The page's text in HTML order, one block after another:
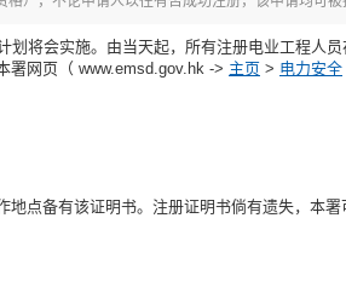
划将会实施。由当天起，所有注册电业工程人
署网页（ www.emsd.gov.hk -> 主页 > 电力安全
点备有该证明书。注册证明书倘有遗失，本